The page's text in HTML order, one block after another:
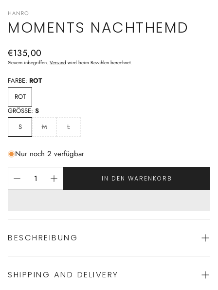
HANRO
MOMENTS NACHTHEMD
Normaler
Preis
€135,00
Steuern inbegriffen. Versand wird beim Bezahlen berechnet.
FARBE: ROT
ROT
GRÖSSE: S
S
M L
Nur noch 2 verfügbar
IN DEN WARENKORB
BESCHREIBUNG
Stilvolles Damen Nachthemd von HANRO
SHIPPING AND DELIVERY